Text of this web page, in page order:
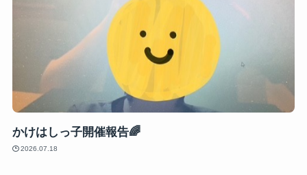
かけはしっ子開催報告🌈
2026.07.18